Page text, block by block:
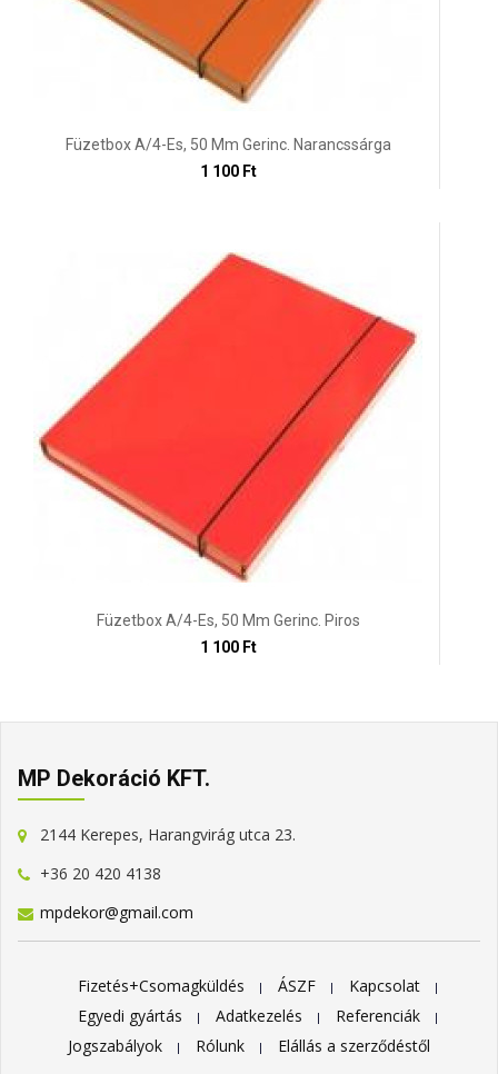
Füzetbox A/4-Es, 50 Mm Gerinc. Narancssárga
1 100 Ft
Füzetbox A/4-Es, 50 Mm Gerinc. Piros
1 100 Ft
MP Dekoráció KFT.
2144 Kerepes, Harangvirág utca 23.
+36 20 420 4138
mpdekor@gmail.com
Fizetés+Csomagküldés ÁSZF
Kapcsolat
Egyedi gyártás
Adatkezelés
Referenciák
Jogszabályok
Rólunk Elállás a szerződéstől